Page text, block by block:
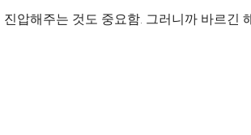
압해주는 것도 중요함. 그러니까 바르긴